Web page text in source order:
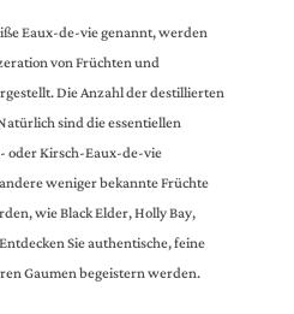
Eaux-de-vie genannt, werden
von Früchten und
Die Anzahl der destillierten
sind die essentiellen
Kirsch-Eaux-de-vie
weniger bekannte Früchte
wie Black Elder, Holly Bay,
Sie authentische, feine
Gaumen begeistern werden.